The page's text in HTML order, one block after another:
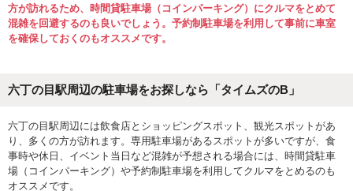
方が訪れるため、時間貸駐車場（コインパーキング）にクルマをとめて
混雑を回避するのも良いでしょう。予約制駐車場を利用して事前に車室
を確保しておくのもオススメです。
六丁の目駅周辺の駐車場をお探しなら「タイムズのB」
六丁の目駅周辺には飲食店とショッピングスポット、観光スポットがあ
り、多くの方が訪れます。専用駐車場があるスポットが多いですが、食
事時や休日、イベント当日など混雑が予想される場合には、時間貸駐車
場（コインパーキング）や予約制駐車場を利用してクルマをとめるのも
オススメです。